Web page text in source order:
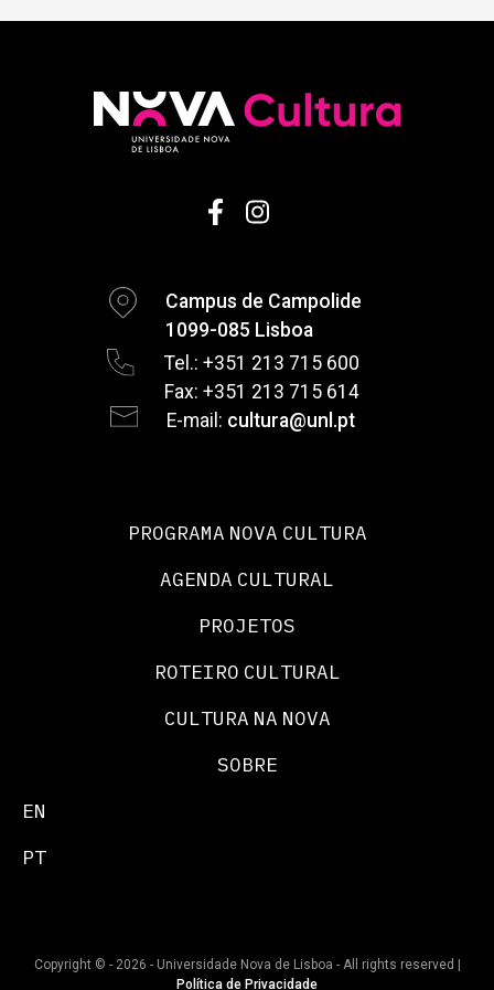
Campus de Campolide
1099-085 Lisboa
Tel.: +351 213 715 600
Fax: +351 213 715 614
E-mail: cultura@unl.pt
PROGRAMA NOVA CULTURA
AGENDA CULTURAL
PROJETOS
ROTEIRO CULTURAL
CULTURA NA NOVA
SOBRE
EN
PT
Copyright © - 2026 - Universidade Nova de Lisboa - All rights reserved |
Política de Privacidade